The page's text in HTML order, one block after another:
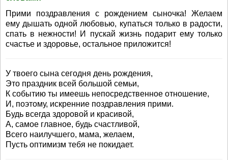
Прими поздравления с рождением сыночка! Желаем
ему дышать одной любовью, купаться только в радости,
спать в нежности! И пускай жизнь подарит ему только
счастье и здоровье, остальное приложится!
У твоего сына сегодня день рождения,
Это праздник всей большой семьи,
К событию ты имеешь непосредственное отношение,
И, поэтому, искренние поздравления прими.
Будь всегда здоровой и красивой,
А, самое главное, будь счастливой,
Всего наилучшего, мама, желаем,
Пусть оптимизм тебя не покидает.